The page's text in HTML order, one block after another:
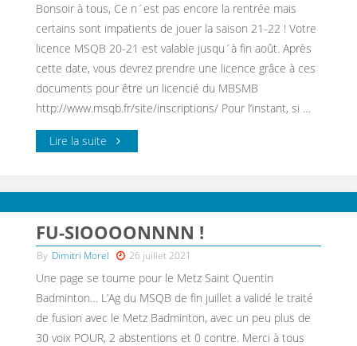
Bonsoir à tous, Ce n´est pas encore la rentrée mais
certains sont impatients de jouer la saison 21-22 ! Votre
licence MSQB 20-21 est valable jusqu´à fin août. Après
cette date, vous devrez prendre une licence grâce à ces
documents pour être un licencié du MBSMB
http://www.msqb.fr/site/inscriptions/ Pour l’instant, si …
Lire la suite
FU-SIOOOONNNN !
By Dimitri Morel 26 juillet 2021
Une page se tourne pour le Metz Saint Quentin
Badminton… L’Ag du MSQB de fin juillet a validé le traité
de fusion avec le Metz Badminton, avec un peu plus de
30 voix POUR, 2 abstentions et 0 contre. Merci à tous